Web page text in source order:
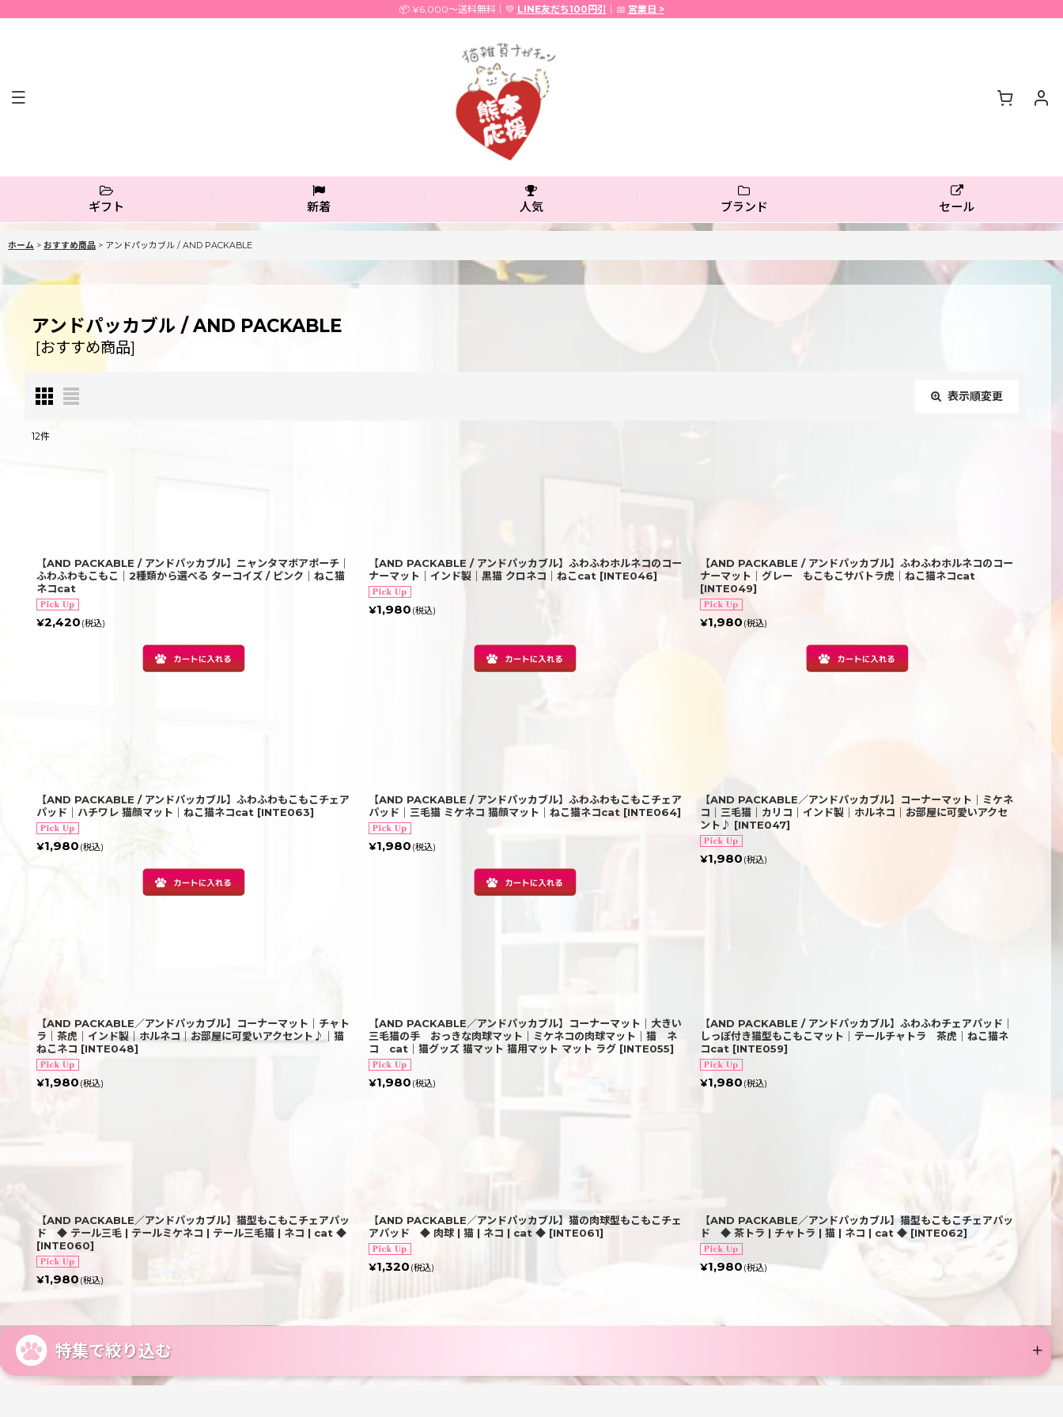
📦 ¥6,000〜送料無料｜💚 LINE友だち100円引 ｜📅 営業日 >
ギフト 新着 人気 ブランド セール
ホーム > おすすめ商品 > アンドパッカブル / AND PACKABLE
アンドパッカブル / AND PACKABLE
[おすすめ商品]
表示順変更
絞り込む
12件
【AND PACKABLE / アンドパッカブル】ニャンタマボアポーチ｜
ふわふわもこもこ｜2種類から選べる ターコイズ / ピンク｜ねこ猫
ネコcat
¥2,420 (税込)
【AND PACKABLE / アンドパッカブル】ふわふわホルネコのコー
ナーマット｜インド製｜黒猫 クロネコ｜ねこcat [INTE046]
¥1,980 (税込)
【AND PACKABLE / アンドパッカブル】ふわふわホルネコのコー
ナーマット｜グレー もこもこサバトラ虎｜ねこ猫ネコcat
[INTE049]
¥1,980 (税込)
【AND PACKABLE / アンドパッカブル】ふわふわもこもこチェア
パッド｜ハチワレ 猫顔マット｜ねこ猫ネコcat [INTE063]
¥1,980 (税込)
【AND PACKABLE / アンドパッカブル】ふわふわもこもこチェア
パッド｜三毛猫 ミケネコ 猫顔マット｜ねこ猫ネコcat [INTE064]
¥1,980 (税込)
【AND PACKABLE／アンドパッカブル】コーナーマット｜ミケネ
コ｜三毛猫｜カリコ｜インド製｜ホルネコ｜お部屋に可愛いアクセ
ント♪ [INTE047]
¥1,980 (税込)
【AND PACKABLE／アンドパッカブル】コーナーマット｜チャト
ラ｜茶虎｜インド製｜ホルネコ｜お部屋に可愛いアクセント♪｜猫
ねこネコ [INTE048]
¥1,980 (税込)
【AND PACKABLE／アンドパッカブル】コーナーマット｜大きい
三毛猫の手 おっきな肉球マット｜ミケネコの肉球マット｜猫 ネ
コ cat｜猫グッズ 猫マット 猫用マット マット ラグ [INTE055]
¥1,980 (税込)
【AND PACKABLE / アンドパッカブル】ふわふわチェアパッド｜
しっぽ付き猫型もこもこマット｜テールチャトラ 茶虎｜ねこ猫ネ
コcat [INTE059]
¥1,980 (税込)
【AND PACKABLE／アンドパッカブル】猫型もこもこチェアパッ
ド ◆ テール三毛 | テールミケネコ | テール三毛猫 | ネコ | cat ◆
[INTE060]
¥1,980 (税込)
【AND PACKABLE／アンドパッカブル】猫の肉球型もこもこチェ
アパッド ◆ 肉球 | 猫 | ネコ | cat ◆ [INTE061]
¥1,320 (税込)
【AND PACKABLE／アンドパッカブル】猫型もこもこチェアパッ
ド ◆ 茶トラ | チャトラ | 猫 | ネコ | cat ◆ [INTE062]
¥1,980(税込)
特集で絞り込む